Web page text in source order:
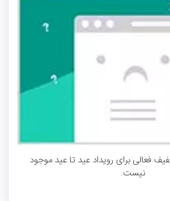
فعالی برای رویداد عید تا عید موجود
نیست.